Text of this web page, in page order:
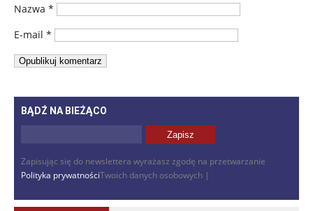
Nazwa *
E-mail *
BĄDŹ NA BIEŻĄCO
Zapisując się do newslettera wyrażasz zgodę na przetwarzanie
Twoich danych osobowych |
Polityka prywatności